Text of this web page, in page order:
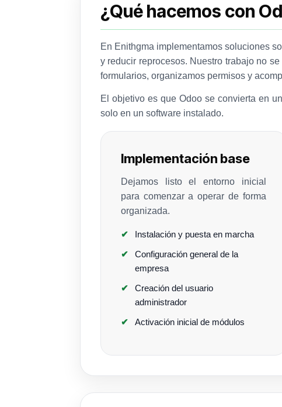
¿Qué hacemos con
En Enithgma implementamos soluciones
y reducir reprocesos. Nuestro trabajo no
formularios, organizamos permisos y
El objetivo es que Odoo se convierta en
solo en un software instalado.
Implementación base
Dejamos listo el entorno inicial
para comenzar a operar de forma
organizada.
Instalación y puesta en marcha
Configuración general de la
empresa
Creación del usuario
administrador
Activación inicial de módulos